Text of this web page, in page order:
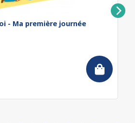
- Ma première journée